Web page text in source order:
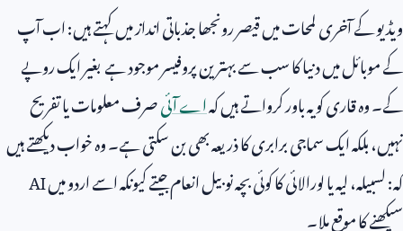
ویڈیو کے آخری لمحات میں قیصر رونجھا جذباتی انداز میں کہتے ہیں: اب آپ
کے موبائل میں دنیا کا سب سے بہترین پروفیسر موجود ہے بغیر ایک روپے
کے۔ وہ قاری کو یہ باور کرواتے ہیں کہاے آئیصرف معلومات یا تفریح
نہیں، بلکہ ایک سماجی برابری کا ذریعہ بھی بن سکتی ہے۔ وہ خواب دیکھتے ہیں
کہ: لسبیلہ، لیہ یا لورالائی کا کوئی بچہ نوبیل انعام جیتے کیونکہ اسے اردو میںAI
سیکھنے کا موقع ملا۔